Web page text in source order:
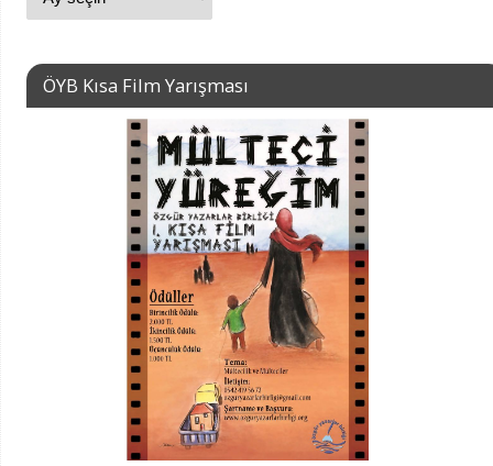
ÖYB Kısa Film Yarışması